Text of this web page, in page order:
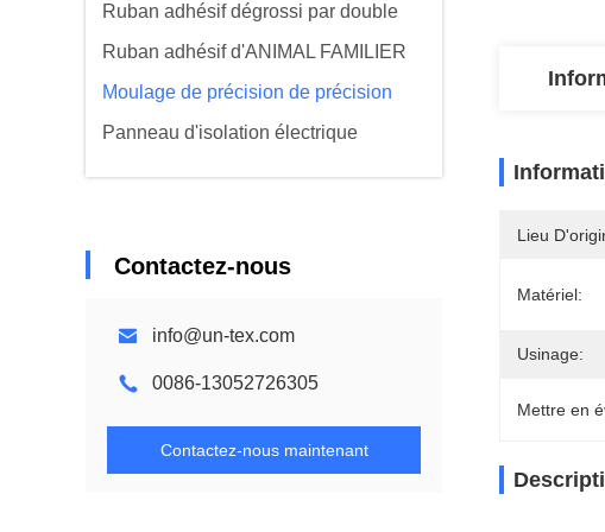
Ruban adhésif dégrossi par double
Ruban adhésif d'ANIMAL FAMILIER
Moulage de précision de précision
Panneau d'isolation électrique
Contactez-nous
info@un-tex.com
0086-13052726305
Contactez-nous maintenant
Lieu
Matériel:
Usinage:
Mettre en